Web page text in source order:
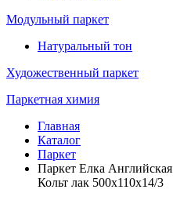
Модульный паркет
Натуральный тон
Художественный паркет
Паркетная химия
Главная
Каталог
Паркет
Паркет Елка
Кольт лак 500х110х14/3